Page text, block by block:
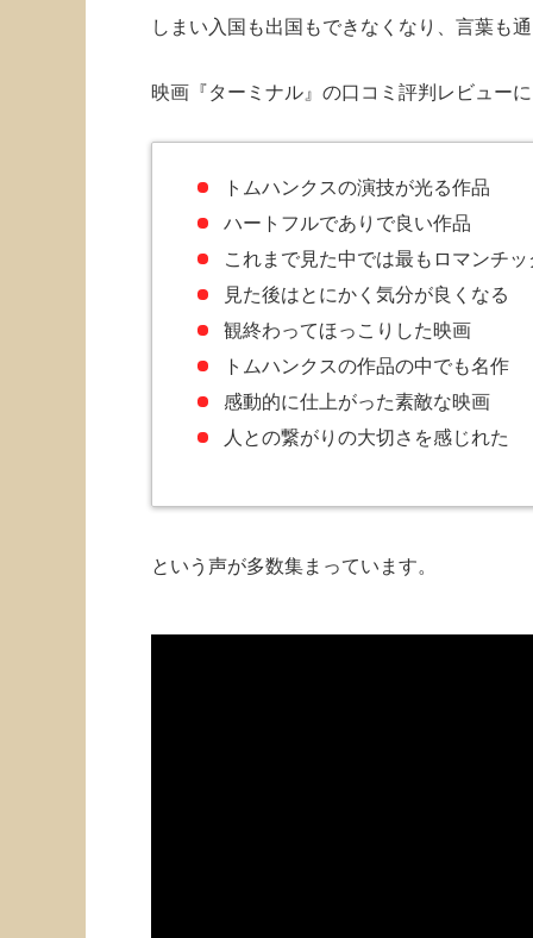
しまい入国も出国もできなくなり、言葉も
映画『ターミナル』の口コミ評判レビュー
トムハンクスの演技が光る作品
ハートフルでありで良い作品
これまで見た中では最もロマンチ
見た後はとにかく気分が良くなる
観終わってほっこりした映画
トムハンクスの作品の中でも名作
感動的に仕上がった素敵な映画
人との繋がりの大切さを感じれた
という声が多数集まっています。